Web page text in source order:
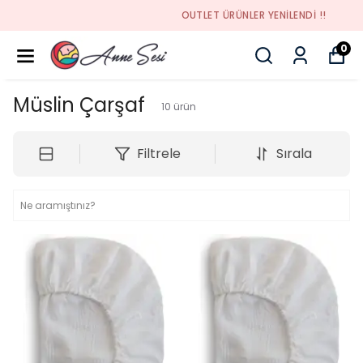
OUTLET ÜRÜNLER YENİLENDİ !!
0
Müslin Çarşaf 10 ürün
Filtrele Sırala